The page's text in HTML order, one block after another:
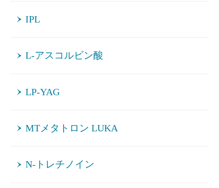
IPL
L-アスコルビン酸
LP-YAG
MTメタトロン LUKA
N-トレチノイン